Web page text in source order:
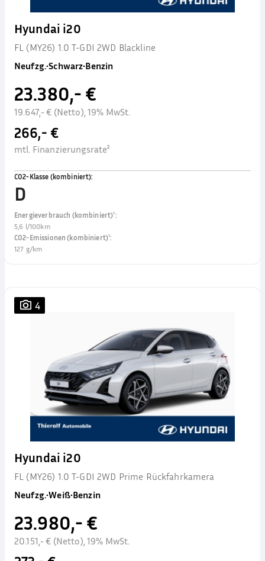
Hyundai i20
FL (MY26) 1.0 T-GDI 2WD Blackline
Neufzg.•Schwarz•Benzin
23.380,- €
19.647,- € (Netto), 19% MwSt.
266,- €
mtl. Finanzierungsrate²
CO2-Klasse (kombiniert):
D
Energieverbrauch (kombiniert)¹:
5,6 l/100km
CO2-Emissionen (kombiniert)¹:
127 g/km
4
Hyundai i20
FL (MY26) 1.0 T-GDI 2WD Prime Rückfahrkamera
Neufzg.•Weiß•Benzin
23.980,- €
20.151,- € (Netto), 19% MwSt.